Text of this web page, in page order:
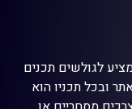
לגולשים תכנים
ובכל תכניו הוא